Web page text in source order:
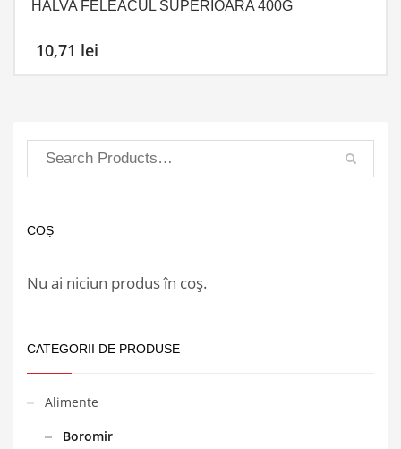
HALVA FELEACUL SUPERIOARA 400G
10,71 lei
COȘ
Nu ai niciun produs în coș.
CATEGORII DE PRODUSE
Alimente
Boromir